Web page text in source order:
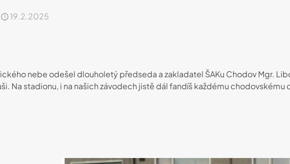
19.2.2025
nebe odešel dlouholetý předseda a zakladatel ŠAKu Chodov Mgr.
Na stadionu, i na našich závodech jistě dál fandíš každému chodovskému